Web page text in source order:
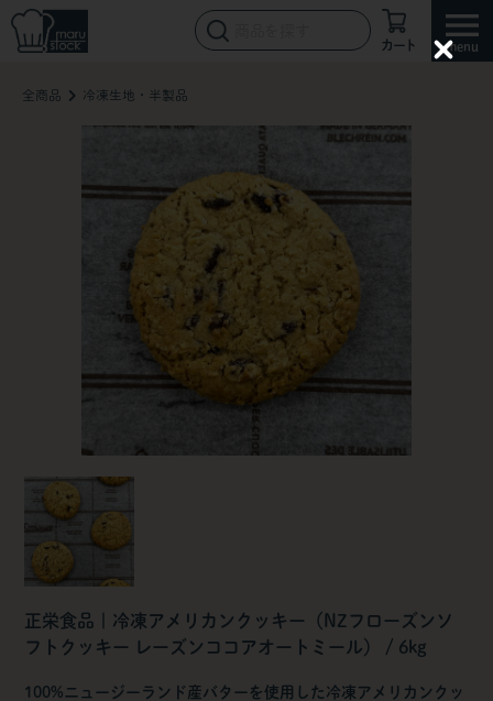
カート
全商品 冷凍生地・半製品
正栄食品 | 冷凍アメリカンクッキー（NZフローズンソ
フトクッキー レーズンココアオートミール） / 6kg
100%ニュージーランド産バターを使用した冷凍アメリカンクッ
C